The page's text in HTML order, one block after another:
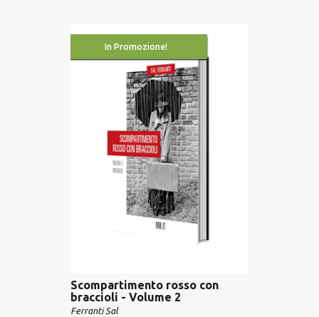
In Promozione!
Scompartimento rosso con
braccioli - Volume 2
Ferranti Sal